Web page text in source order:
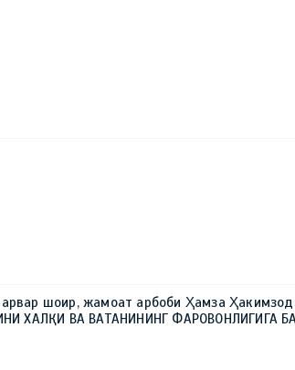
шоир, жамоат арбоби Ҳамза
ХАЛҚИ ВА ВАТАНИНИНГ ФАРОВОНЛИГИГА